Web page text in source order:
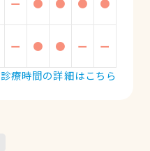
ー ● ● ● ●
ー ● ● ー
ー
診療時間の詳細はこちら